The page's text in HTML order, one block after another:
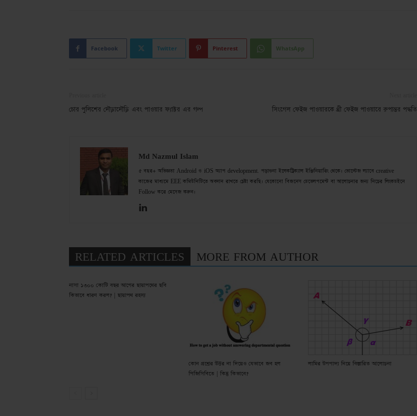
Facebook Twitter Pinterest WhatsApp
চোর পুলিশের দৌড়াদৌড়ি এবং পাওয়ার ফ্যাক্টর এর গল্প সিংগেল ফেইজ পাওয়ারকে থ্রী ফেইজ পাওয়ারে রুপান্তর পদ্ধতি
Md Nazmul Islam
৫ বছর+ অভিজ্ঞতা Android ও iOS অ্যাপ development. পড়াশুনা ইলেকট্রিক্যাল ইঞ্জিনিয়ারিং থেকে। ভোল্টেজ ল্যাবে creative
কাজের মাধ্যমে EEE কমিউনিটিতে অবদান রাখতে চেষ্টা করছি। যেকোনো বিজনেস ডেভেলপমেন্ট বা আলোচনার জন্য নিচের লিংকডইনে
Follow করে মেসেজ করুন।
RELATED ARTICLES MORE FROM AUTHOR
নাসা ১৩০০ কোটি বছর আগের ছায়াপথের ছবি
কিভাবে ধারণ করল? | ছায়াপথ রহস্য
কোন প্রশ্নের উত্তর না দিয়েও যেভাবে জব হল
পিজিসিবিতে | কিন্তু কিভাবে?
লামির উপপাদ্য নিয়ে বিস্তারিত আলোচনা